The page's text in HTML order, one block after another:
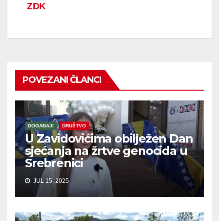
ZDK
POVEZANI ČLANCI
DOGAĐAJI DRUŠTVO
U Zavidovićima obilježen Dan
sjećanja na žrtve genocida u
Srebrenici
JUL 15, 2025